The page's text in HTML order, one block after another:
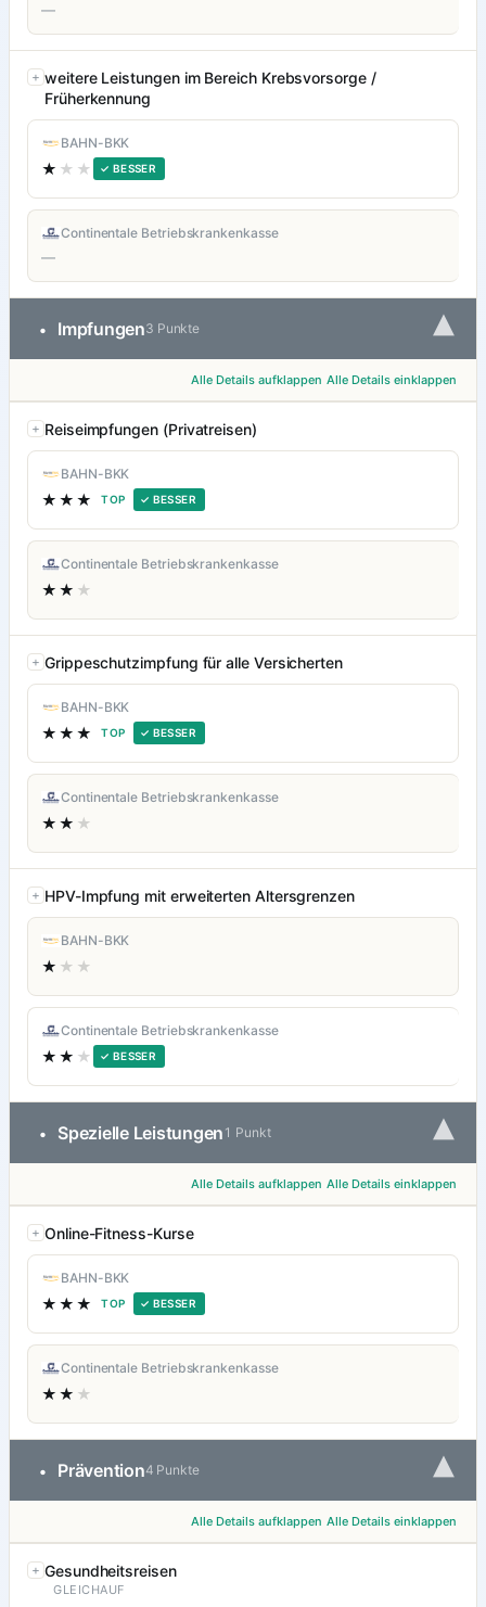
—
weitere Leistungen im Bereich Krebsvorsorge /
Früherkennung
BAHN-BKK
★ ★★ ✓ BESSER
Continentale Betriebskrankenkasse
—
• Impfungen3 Punkte ▾
Alle Details aufklappen Alle Details einklappen
Reiseimpfungen (Privatreisen)
BAHN-BKK
★★★ TOP ✓ BESSER
Continentale Betriebskrankenkasse
★★ ★
Grippeschutzimpfung für alle Versicherten
BAHN-BKK
★★★ TOP ✓ BESSER
Continentale Betriebskrankenkasse
★★ ★
HPV-Impfung mit erweiterten Altersgrenzen
BAHN-BKK
★ ★★
Continentale Betriebskrankenkasse
★★ ★ ✓ BESSER
• Spezielle Leistungen 1 Punkt ▾
Alle Details aufklappen Alle Details einklappen
Online-Fitness-Kurse
BAHN-BKK
★★★ TOP ✓ BESSER
Continentale Betriebskrankenkasse
★★ ★
• Prävention4 Punkte ▾
Alle Details aufklappen Alle Details einklappen
Gesundheitsreisen
GLEICHAUF